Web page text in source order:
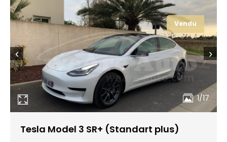
Vendu
1/17
‹ ›
Tesla Model 3 SR+ (Standart plus)